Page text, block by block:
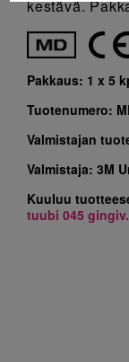
kestävä.
Pakkaus: 1 x 5
Tuotenumero:
Valmistajan
Valmistaja: 3M
Kuuluu
tuubi 045